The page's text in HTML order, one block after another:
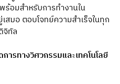
ร้อมสำหรับการทำงานใน
มอ ตอบโจทย์ความสำเร็จในทุก
จิทัล
ารทางวิศวกรรมและเทคโนโลยี